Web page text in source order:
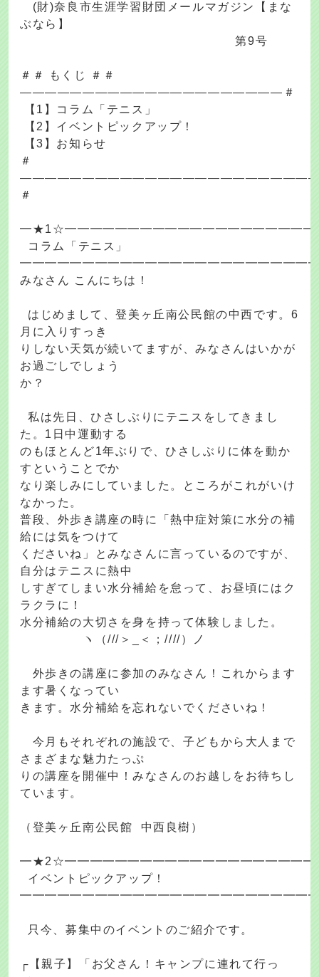
(財)奈良市生涯学習財団メールマガジン【まな
ぶなら】
第9号
＃＃ もくじ ＃＃
―――――――――――――――――――――＃
【1】コラム「テニス」
【2】イベントピックアップ！
【3】お知らせ
＃
＃
コラム「テニス」
みなさん こんにちは！
はじめまして、登美ヶ丘南公民館の中西です。6
月に入りすっき
りしない天気が続いてますが、みなさんはいかが
お過ごしでしょう
か？
私は先日、ひさしぶりにテニスをしてきまし
た。1日中運動する
のもほとんど1年ぶりで、ひさしぶりに体を動か
すということでか
なり楽しみにしていました。ところがこれがいけ
なかった。
普段、外歩き講座の時に「熱中症対策に水分の補
給には気をつけて
くださいね」とみなさんに言っているのですが、
自分はテニスに熱中
しすぎてしまい水分補給を怠って、お昼頃にはク
ラクラに！
水分補給の大切さを身を持って体験しました。
ヽ（///＞_＜；////）ノ
外歩きの講座に参加のみなさん！これからます
ます暑くなってい
きます。水分補給を忘れないでくださいね！
今月もそれぞれの施設で、子どもから大人まで
さまざまな魅力たっぷ
りの講座を開催中！みなさんのお越しをお待ちし
ています。
（登美ヶ丘南公民館 中西良樹）
イベントピックアップ！
只今、募集中のイベントのご紹介です。
┌【親子】「お父さん！キャンプに連れて行っ